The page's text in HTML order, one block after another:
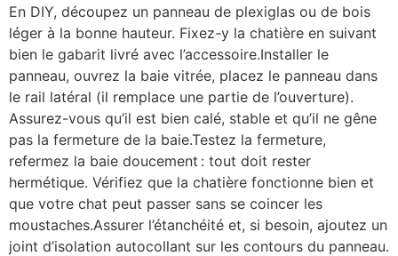
En DIY, découpez un panneau de plexiglas ou de bois
léger à la bonne hauteur. Fixez-y la chatière en suivant
bien le gabarit livré avec l’accessoire.Installer le
panneau, ouvrez la baie vitrée, placez le panneau dans
le rail latéral (il remplace une partie de l’ouverture).
Assurez-vous qu’il est bien calé, stable et qu’il ne gêne
pas la fermeture de la baie.Testez la fermeture,
refermez la baie doucement : tout doit rester
hermétique. Vérifiez que la chatière fonctionne bien et
que votre chat peut passer sans se coincer les
moustaches.Assurer l’étanchéité et, si besoin, ajoutez un
joint d’isolation autocollant sur les contours du panneau.